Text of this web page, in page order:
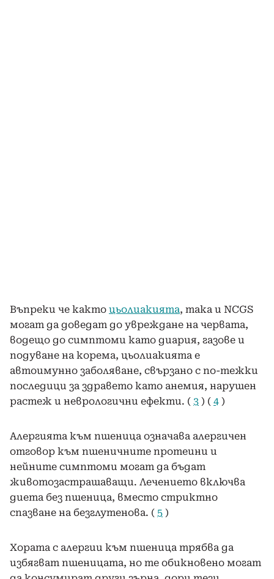
Въпреки че както цьолиакията, така и NCGS
могат да доведат до увреждане на червата,
водещо до симптоми като диария, газове и
подуване на корема, цьолиакията е
автоимунно заболяване, свързано с по-тежки
последици за здравето като анемия, нарушен
растеж и неврологични ефекти. ( 3 ) ( 4 )
Алергията към пшеница означава алергичен
отговор към пшеничните протеини и
нейните симптоми могат да бъдат
животозастрашаващи. Лечението включва
диета без пшеница, вместо стриктно
спазване на безглутенова. ( 5 )
Хората с алергии към пшеница трябва да
избягват пшеницата, но те обикновено могат